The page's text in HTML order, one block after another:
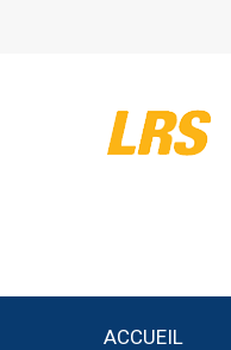
ACCUEIL